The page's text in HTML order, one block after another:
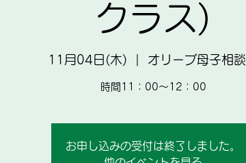
クラス)
11月04日(木) オリーブ母子相
時間11：00～12：00
お申し込みの受付は終了しました。